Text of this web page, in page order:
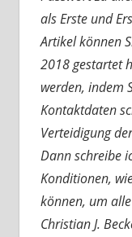
als Erste und
Artikel können
2018 gestartet
werden, indem
Kontaktdaten
Verteidigung
Dann schreibe
Konditionen,
können, um
Christian J.